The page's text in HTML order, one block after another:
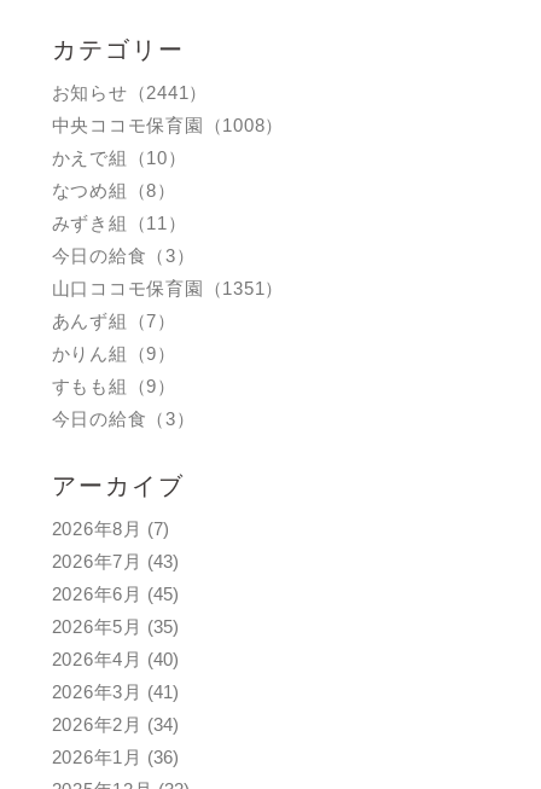
カテゴリー
お知らせ（2441）
中央ココモ保育園（1008）
かえで組（10）
なつめ組（8）
みずき組（11）
今日の給食（3）
山口ココモ保育園（1351）
あんず組（7）
かりん組（9）
すもも組（9）
今日の給食（3）
アーカイブ
2026年8月 (7)
2026年7月 (43)
2026年6月 (45)
2026年5月 (35)
2026年4月 (40)
2026年3月 (41)
2026年2月 (34)
2026年1月 (36)